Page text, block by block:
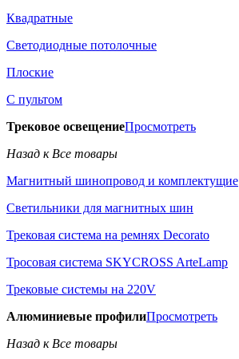
Квадратные
Светодиодные потолочные
Плоские
С пультом
Трековое освещениеПросмотреть
Назад к Все товары
Магнитный шинопровод и комплектущие
Светильники для магнитных шин
Трековая система на ремнях Decorato
Тросовая система SKYCROSS ArteLamp
Трековые системы на 220V
Алюминиевые профилиПросмотреть
Назад к Все товары